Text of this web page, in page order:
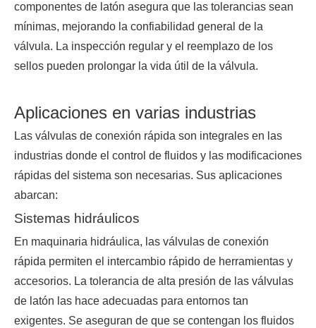
componentes de latón asegura que las tolerancias sean
mínimas, mejorando la confiabilidad general de la
válvula. La inspección regular y el reemplazo de los
sellos pueden prolongar la vida útil de la válvula.
Aplicaciones en varias industrias
Las válvulas de conexión rápida son integrales en las
industrias donde el control de fluidos y las modificaciones
rápidas del sistema son necesarias. Sus aplicaciones
abarcan:
Sistemas hidráulicos
En maquinaria hidráulica, las válvulas de conexión
rápida permiten el intercambio rápido de herramientas y
accesorios. La tolerancia de alta presión de las válvulas
de latón las hace adecuadas para entornos tan
exigentes. Se aseguran de que se contengan los fluidos